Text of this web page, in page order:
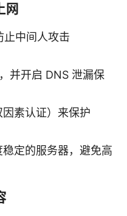
网
止中间人攻击
并开启 DNS 泄漏保
素认证）来保护
定的服务器，避免高